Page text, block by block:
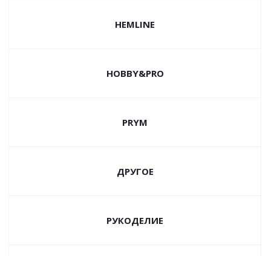
HEMLINE
HOBBY&PRO
PRYM
ДРУГОЕ
РУКОДЕЛИЕ